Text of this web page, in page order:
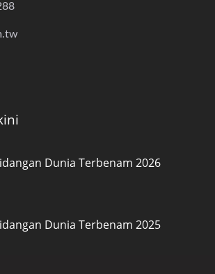
Dunia Terbenam 2026
Dunia Terbenam 2025